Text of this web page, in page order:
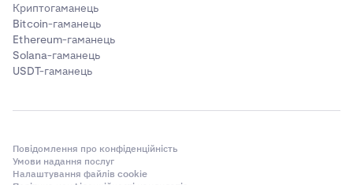
Криптогаманець
Bitcoin-гаманець
Ethereum-гаманець
Solana-гаманець
USDT-гаманець
Повідомлення про конфіденційність
Умови надання послуг
Налаштування файлів cookie